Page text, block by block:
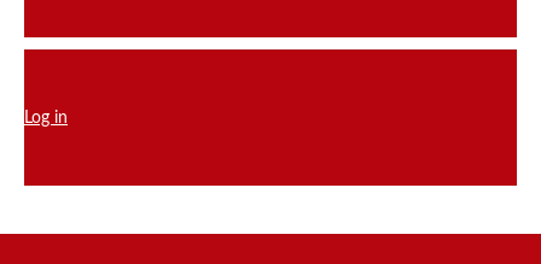
Log in